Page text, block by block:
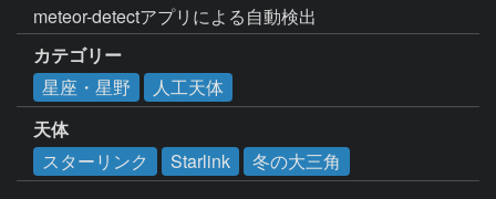
meteor-detectアプリによる自動検出
カテゴリー
星座・星野
人工天体
天体
スターリンク
Starlink 冬の大三角